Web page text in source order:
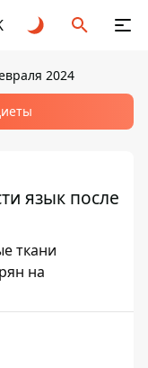
2024
язык после
ткани
на